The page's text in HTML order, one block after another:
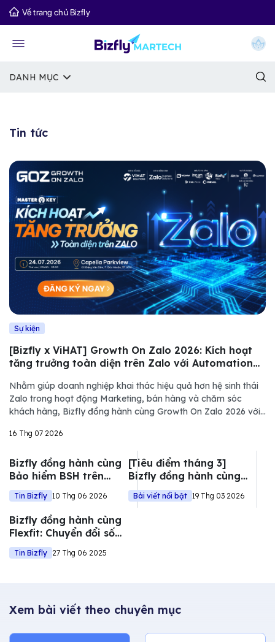
Về trang chủ Bizfly
DANH MỤC
Tin tức
Sự kiện
[Bizfly x ViHAT] Growth On Zalo 2026: Kích hoạt
tăng trưởng toàn diện trên Zalo với Automation
Nhằm giúp doanh nghiệp khai thác hiệu quả hơn hệ sinh thái
Zalo trong hoạt động Marketing, bán hàng và chăm sóc
khách hàng, Bizfly đồng hành cùng Growth On Zalo 2026 với
tiễn về quản trị dữ liệu,
16 Thg 07 2026
Bizfly đồng hành cùng
Bảo hiểm BSH trên
hành trình xây dựng
nền tảng bảo hiểm số
toàn diện
Tin Bizfly 10 Thg 06 2026
[Tiêu điểm tháng 3]
Bizfly đồng hành cùng
các doanh nghiệp lớn
chuyển đổi số toàn
Bài viết nổi bật 19 Thg 03 2026
Bizfly đồng hành cùng
Flexfit: Chuyển đổi số
toàn diện hoạt động
Bán hàng – CSKH –
Tin Bizfly 27 Thg 06 2025
Xem bài viết theo chuyên mục